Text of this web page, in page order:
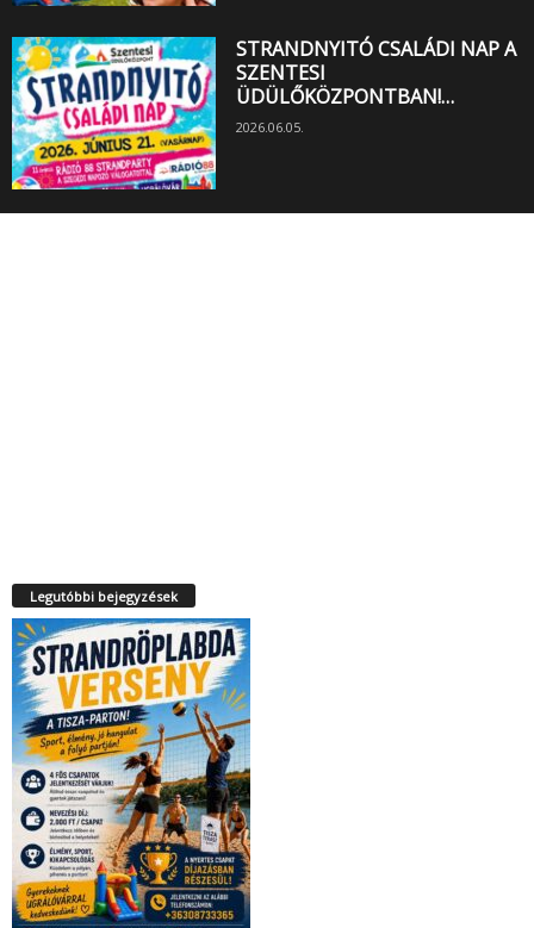
STRANDNYITÓ CSALÁDI NAP A
SZENTESI
ÜDÜLŐKÖZPONTBAN!…
2026.06.05.
Legutóbbi bejegyzések